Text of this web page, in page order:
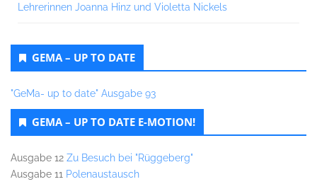
Lehrerinnen Joanna Hinz und Violetta Nickels
GEMA – UP TO DATE
"GeMa- up to date" Ausgabe 93
GEMA – UP TO DATE E-MOTION!
Ausgabe 12 Zu Besuch bei "Rüggeberg"
Ausgabe 11 Polenaustausch